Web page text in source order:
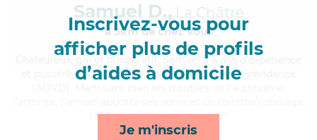
Inscrivez-vous pour
afficher plus de profils
d’aides à domicile
Je m'inscris
Samuel D., La Châtre
à 5km de chez Vous
, gai et coopératif, Samuel a 5 ans d'expérience
et possède un diplôme d'Assistante De Vie Dépendance
rappels, transports et repas*